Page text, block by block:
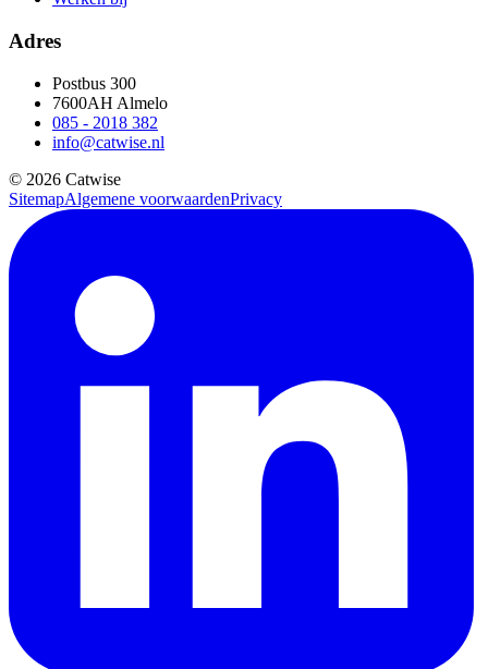
Adres
Postbus 300
7600AH Almelo
085 - 2018 382
info@catwise.nl
© 2026 Catwise
SitemapAlgemene voorwaardenPrivacy